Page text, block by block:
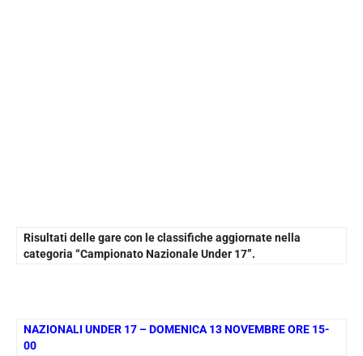
Risultati delle gare con le classifiche aggiornate nella
categoria “Campionato Nazionale Under 17”.
NAZIONALI UNDER 17 – DOMENICA 13 NOVEMBRE ORE 15-
00